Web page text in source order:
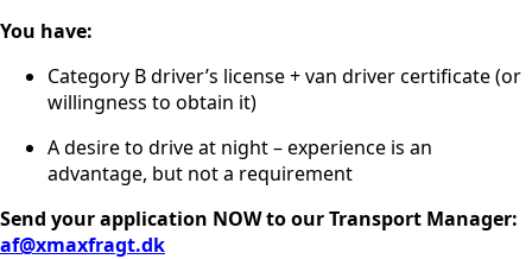
You have:
Category B driver’s license + van driver certificate (or
willingness to obtain it)
A desire to drive at night – experience is an
advantage, but not a requirement
Send your application NOW to our Transport Manager:
af@xmaxfragt.dk